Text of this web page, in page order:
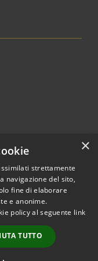
© 2026 • Comune di
Volpino • Powered by
•
Accesso
redazione
×
strettamente
navigazione del sito,
fine di elaborare
e anonime.
policy al seguente link
TUTTO